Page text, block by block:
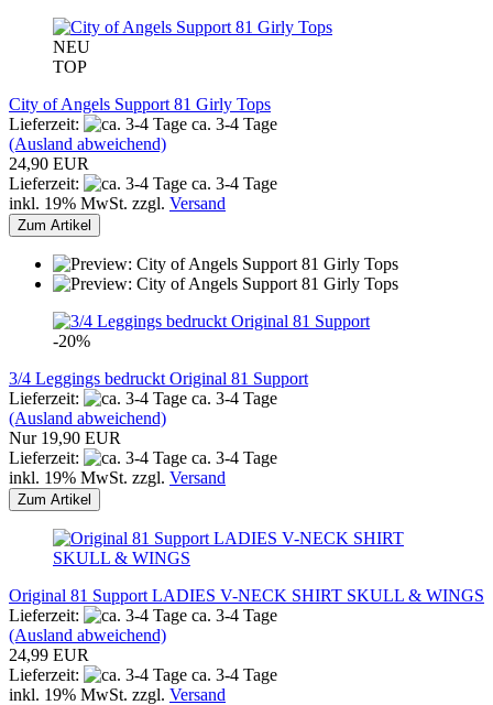
NEU
TOP
City of Angels Support 81 Girly Tops
Lieferzeit:
ca. 3-4 Tage
(Ausland abweichend)
24,90 EUR
Lieferzeit:
ca. 3-4 Tage
inkl. 19% MwSt. zzgl. Versand
Zum Artikel
-20%
3/4 Leggings bedruckt Original 81 Support
Lieferzeit:
ca. 3-4 Tage
(Ausland abweichend)
Nur 19,90 EUR
Lieferzeit:
ca. 3-4 Tage
inkl. 19% MwSt. zzgl. Versand
Zum Artikel
Original 81 Support LADIES V-NECK SHIRT SKULL & WINGS
Lieferzeit:
ca. 3-4 Tage
(Ausland abweichend)
24,99 EUR
Lieferzeit:
ca. 3-4 Tage
inkl. 19% MwSt. zzgl. Versand